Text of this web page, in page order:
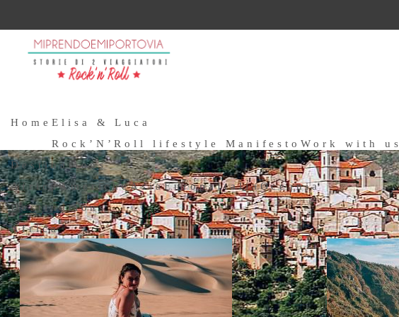
Home Elisa & Luca
Rock’N’Roll lifestyle ManifestoWork with us
Destinations
AfricaAmericheAsiaEuropaItaliaOceania
Destinations
Africa